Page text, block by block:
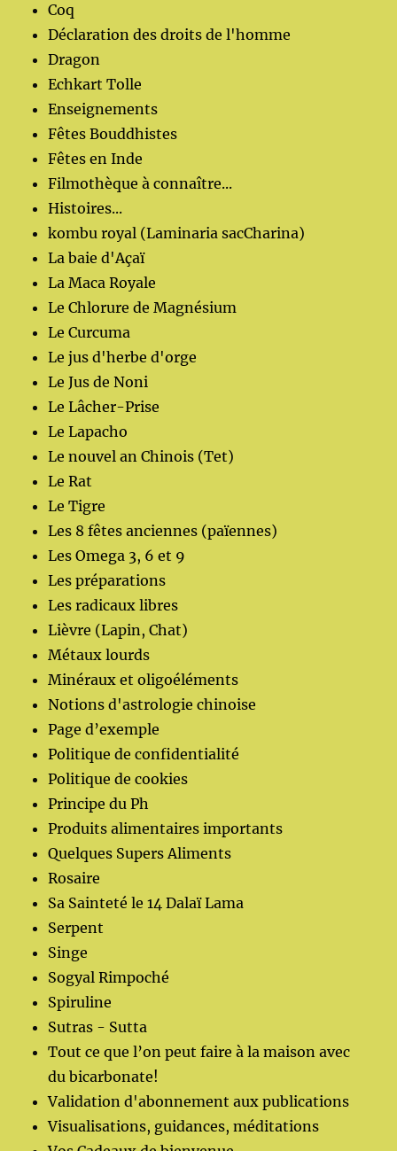
Coq
Déclaration des droits de l'homme
Dragon
Echkart Tolle
Enseignements
Fêtes Bouddhistes
Fêtes en Inde
Filmothèque à connaître...
Histoires...
kombu royal (Laminaria sacCharina)
La baie d'Açaï
La Maca Royale
Le Chlorure de Magnésium
Le Curcuma
Le jus d'herbe d'orge
Le Jus de Noni
Le Lâcher-Prise
Le Lapacho
Le nouvel an Chinois (Tet)
Le Rat
Le Tigre
Les 8 fêtes anciennes (païennes)
Les Omega 3, 6 et 9
Les préparations
Les radicaux libres
Lièvre (Lapin, Chat)
Métaux lourds
Minéraux et oligoéléments
Notions d'astrologie chinoise
Page d’exemple
Politique de confidentialité
Politique de cookies
Principe du Ph
Produits alimentaires importants
Quelques Supers Aliments
Rosaire
Sa Sainteté le 14 Dalaï Lama
Serpent
Singe
Sogyal Rimpoché
Spiruline
Sutras - Sutta
Tout ce que l’on peut faire à la maison avec
du bicarbonate!
Validation d'abonnement aux publications
Visualisations, guidances, méditations